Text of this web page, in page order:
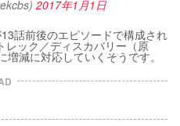
2017年1月1日
話前後のエピソードで構成され
レック／ディスカバリー（原
減に対応していくそうです。